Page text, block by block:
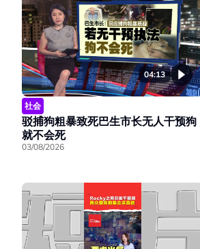
04:13
社会
驳捕狗粗暴致死巴生市长无人干预狗
就不会死
03/08/2026